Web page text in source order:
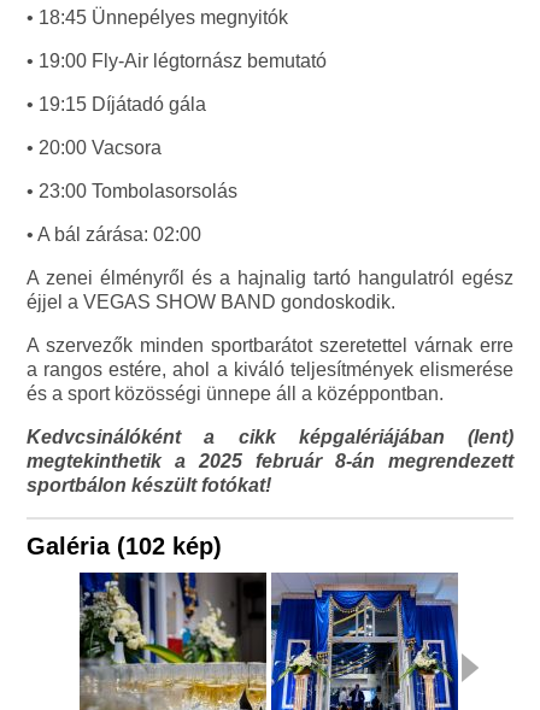
• 18:45 Ünnepélyes megnyitók
• 19:00 Fly-Air légtornász bemutató
• 19:15 Díjátadó gála
• 20:00 Vacsora
• 23:00 Tombolasorsolás
• A bál zárása: 02:00
A zenei élményről és a hajnalig tartó hangulatról egész
éjjel a VEGAS SHOW BAND gondoskodik.
A szervezők minden sportbarátot szeretettel várnak erre
a rangos estére, ahol a kiváló teljesítmények elismerése
és a sport közösségi ünnepe áll a középpontban.
Kedvcsinálóként a cikk képgalériájában (lent)
megtekinthetik a 2025 február 8-án megrendezett
sportbálon készült fotókat!
Galéria (102 kép)